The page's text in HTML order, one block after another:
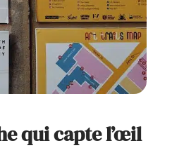
qui capte l’œil